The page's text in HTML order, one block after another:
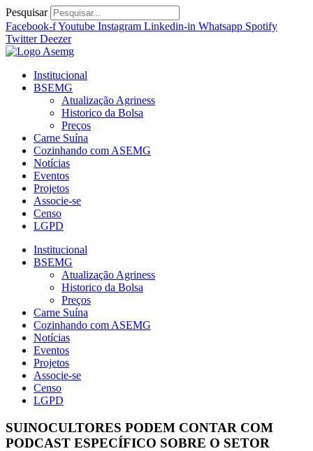
Ir
para
o
conteúdo
Pesquisar
Facebook-fYoutube Instagram Linkedin-in Whatsapp Spotify
Twitter Deezer
Institucional
BSEMG
Atualização Agriness
Historico da Bolsa
Preços
Carne Suína
Cozinhando com ASEMG
Notícias
Eventos
Projetos
Associe-se
Censo
LGPD
Institucional
BSEMG
Atualização Agriness
Historico da Bolsa
Preços
Carne Suína
Cozinhando com ASEMG
Notícias
Eventos
Projetos
Associe-se
Censo
LGPD
SUINOCULTORES PODEM CONTAR COM
PODCAST ESPECÍFICO SOBRE O SETOR